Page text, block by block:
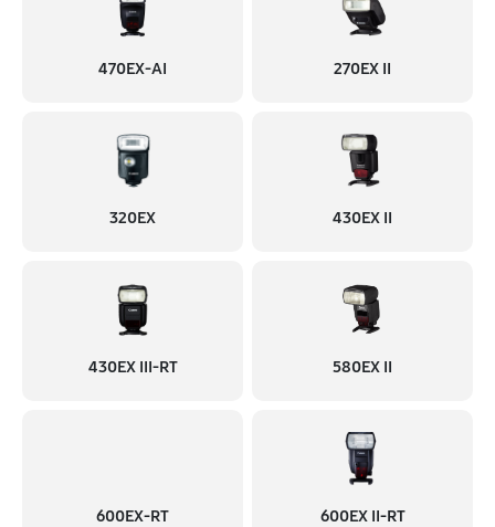
470EX-AI 270EX II
320EX 430EX II
430EX III-RT 580EX II
600EX-RT 600EX II-RT